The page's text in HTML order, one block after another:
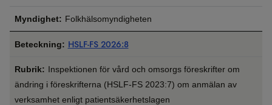
Folkhälsomyndigheten
HSLF-FS 2026:8
Inspektionen för vård och omsorgs föreskrifter om
ändring i föreskrifterna (HSLF-FS 2023:7) om anmälan av
verksamhet enligt patientsäkerhetslagen